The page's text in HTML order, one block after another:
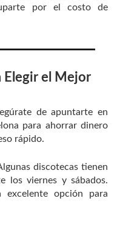
por el costo de
Elegir el Mejor
de apuntarte en
para ahorrar dinero
rápido.
discotecas tienen
los viernes y sábados.
excelente opción para